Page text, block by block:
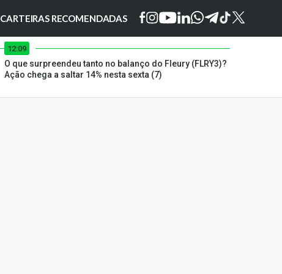
CARTEIRAS RECOMENDADAS
12:09
O que surpreendeu tanto no balanço do Fleury (FLRY3)?
Ação chega a saltar 14% nesta sexta (7)